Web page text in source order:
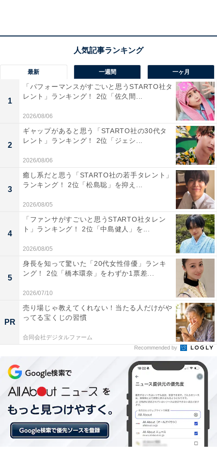
のエリート刑事との関係性や、警察組織の体質などにも
第2位：『相棒』
第2位は、2000年からテレビ朝日系で放送されている
『相棒』。水谷豊さん演じる主人公・杉下右京の唯一無
二のキャラクターが最大の魅力です。歴代相棒を寺脇康
文さん、及川光博さん、成宮寛貴（現・平宮博重）さ
ん、反町隆史さんが演じ、現在は、初代相棒・寺脇康文
さん演じる亀山薫とのコンビが活躍する「season21」が
放送されています。
回答者からは、「長く続くシリーズでありながら同じよ
うな話がなく面白いからです（23歳女性）」「主人公で
ある杉下右京の正論が、何気ない自分の良くない所に刺
さる事があってその度に反省させられる気がします（40
最新 一週間 一ヶ月
1
「パフォーマンスがすごいと思うSTARTO社タ
レント」ランキング！ 2位「佐久間...
2026/08/06
2
ギャップがあると思う「STARTO社の30代タ
レント」ランキング！ 2位「ジェシ...
2026/08/06
3
癒し系だと思う「STARTO社の若手タレント」
ランキング！ 2位「松島聡」を抑え...
2026/08/05
4
「ファンサがすごいと思うSTARTO社タレン
ト」ランキング！ 2位「中島健人」を...
2026/08/05
5
身長を知って驚いた「20代女性俳優」ランキ
ング！ 2位「橋本環奈」をわずか1票差...
2026/07/10
PR
売り場じゃ教えてくれない！当たる人だけがや
ってる宝くじの習慣
合同会社デジタルファーム
Recommended by